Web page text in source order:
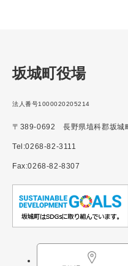
坂城町役場
法人番号1000020205214
〒389-0692 長野県埴科郡坂城
Tel:0268-82-3111
Fax:0268-82-8307